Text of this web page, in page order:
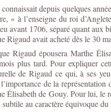
depuis quelques
« à l’enseigne du roi
1706, séparé quant aux
Rigaud avait acheté dès le 30
Rigaud épousera Marthe
plus tard. Pour expliquer
de Rigaud ce qui, à ses
de la
Élisabeth de Gouy. Pour lui, le
au caractère équivoque